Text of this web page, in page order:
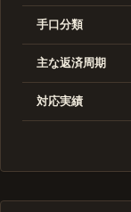
手口分類
主な返済周期
対応実績